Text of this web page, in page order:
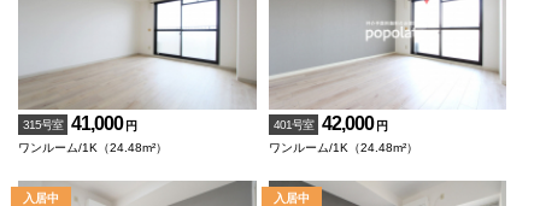
315号室 41,000 円
ワンルーム/1K（24.48m²）
401号室 42,000 円
ワンルーム/1K（24.48m²）